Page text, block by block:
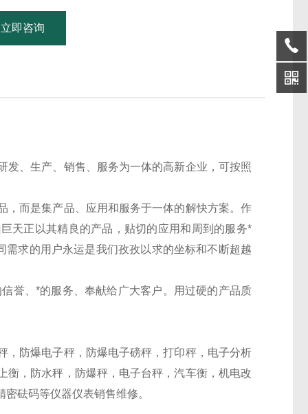
立即咨询
、生产、销售、服务为一体的高新企业，可按照
，而是集产品、应用和服务于一体的解快方案。作
天正以其精良的产品，贴切的应用和周到的服务*
求的用户永运是我们孜孜以求的坐标和不断超越
誉、*的服务、奉献给广大客户。用过硬的产品质
，防爆电子秤，防爆电子磅秤，打印秤，电子分析
衡，防水秤，防爆秤，电子台秤，汽车衡，机电改
砝码等仪器仪表销售维修。